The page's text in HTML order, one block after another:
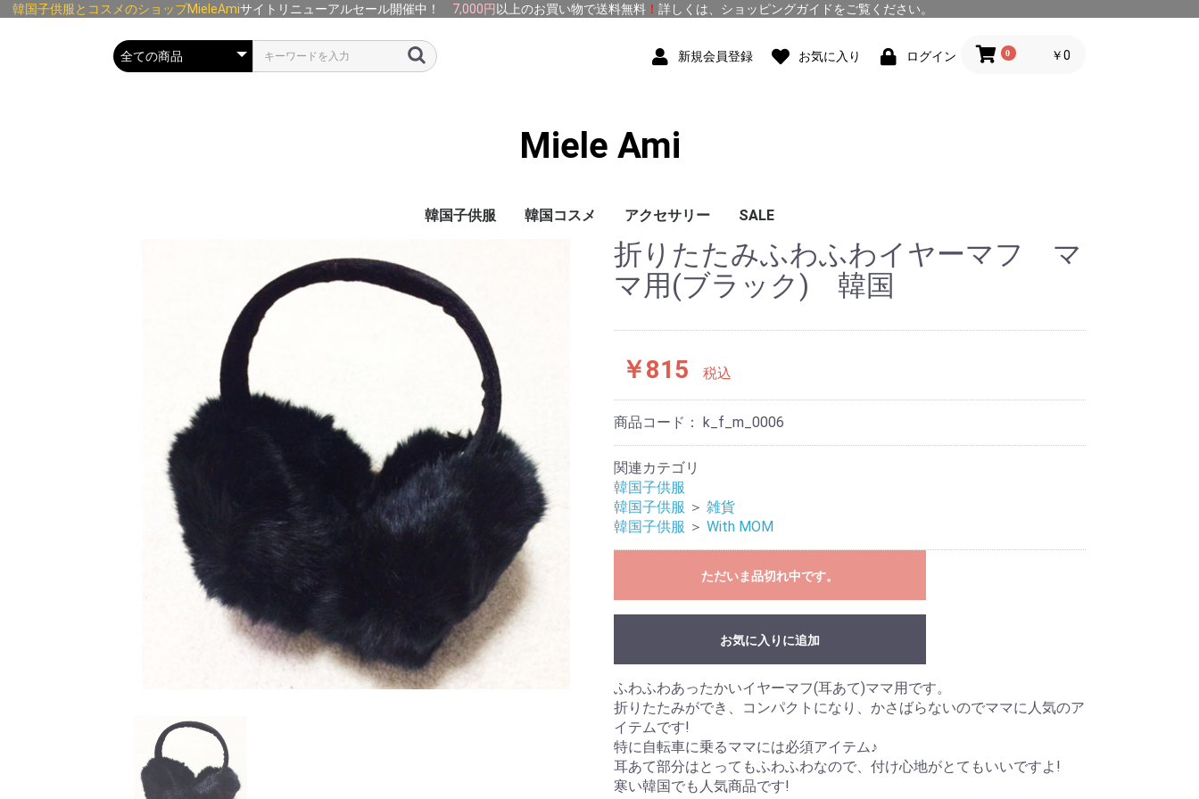
韓国子供服とコスメのショップMieleAmiサイトリニューアルセール開催中！ 7,000円 以上のお買い物で送料無料 ！ 詳しくは、 ショッピングガイド をご覧ください。
新規会員登録 お気に入り ログイン 0 ￥0
Miele Ami
韓国子供服 韓国コスメ
化粧下地
洗顔・クレンジング
パック(マスク) シートマスク
洗い流す
スリーピング
アクセサリー
ピアス
SALE
折りたたみふわふわイヤーマフ マ
マ用(ブラック) 韓国
￥815 税込
商品コード： k_f_m_0006
関連カテゴリ
韓国子供服
韓国子供服 ＞ 雑貨
韓国子供服 ＞ With MOM
ただいま品切れ中です。
お気に入りに追加
ふわふわあったかいイヤーマフ(耳あて)ママ用です。
折りたたみができ、コンパクトになり、かさばらないのでママに人気のア
イテムです!
特に自転車に乗るママには必須アイテム♪
耳あて部分はとってもふわふわなので、付け心地がとてもいいですよ!
寒い韓国でも人気商品です!